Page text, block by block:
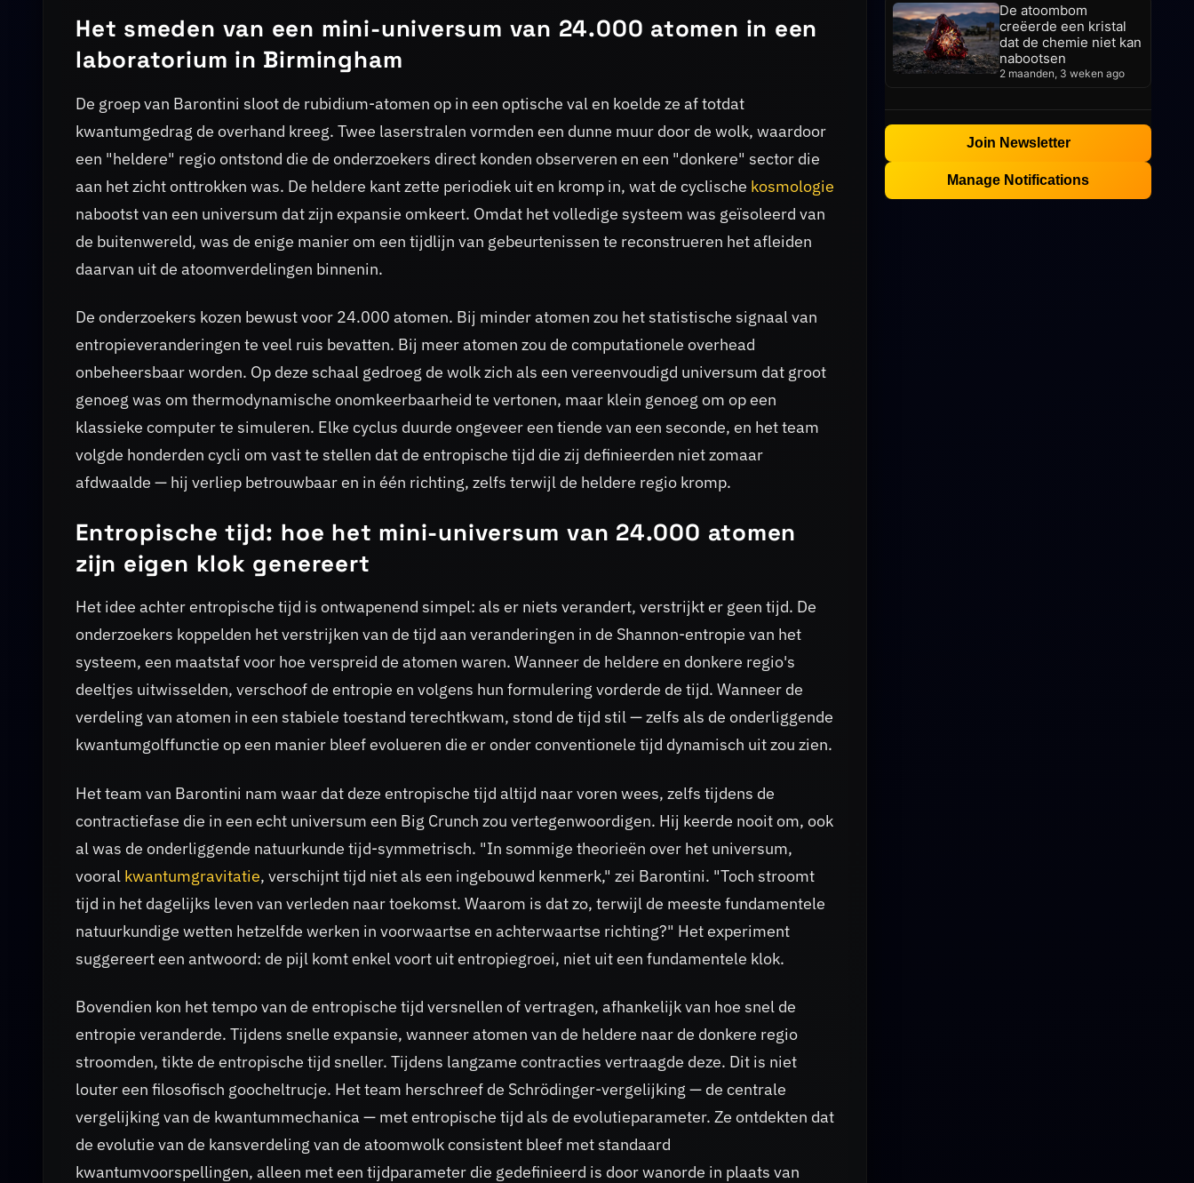
Het smeden van een mini-universum van 24.000 atomen in een
laboratorium in Birmingham
De groep van Barontini sloot de rubidium-atomen op in een optische val en koelde ze af totdat
kwantumgedrag de overhand kreeg. Twee laserstralen vormden een dunne muur door de wolk, waardoor
een "heldere" regio ontstond die de onderzoekers direct konden observeren en een "donkere" sector die
aan het zicht onttrokken was. De heldere kant zette periodiek uit en kromp in, wat de cyclische kosmologie
nabootst van een universum dat zijn expansie omkeert. Omdat het volledige systeem was geïsoleerd van
de buitenwereld, was de enige manier om een tijdlijn van gebeurtenissen te reconstrueren het afleiden
daarvan uit de atoomverdelingen binnenin.
De onderzoekers kozen bewust voor 24.000 atomen. Bij minder atomen zou het statistische signaal van
entropieveranderingen te veel ruis bevatten. Bij meer atomen zou de computationele overhead
onbeheersbaar worden. Op deze schaal gedroeg de wolk zich als een vereenvoudigd universum dat groot
genoeg was om thermodynamische onomkeerbaarheid te vertonen, maar klein genoeg om op een
klassieke computer te simuleren. Elke cyclus duurde ongeveer een tiende van een seconde, en het team
volgde honderden cycli om vast te stellen dat de entropische tijd die zij definieerden niet zomaar
afdwaalde — hij verliep betrouwbaar en in één richting, zelfs terwijl de heldere regio kromp.
Entropische tijd: hoe het mini-universum van 24.000 atomen
zijn eigen klok genereert
Het idee achter entropische tijd is ontwapenend simpel: als er niets verandert, verstrijkt er geen tijd. De
onderzoekers koppelden het verstrijken van de tijd aan veranderingen in de Shannon-entropie van het
systeem, een maatstaf voor hoe verspreid de atomen waren. Wanneer de heldere en donkere regio's
deeltjes uitwisselden, verschoof de entropie en volgens hun formulering vorderde de tijd. Wanneer de
verdeling van atomen in een stabiele toestand terechtkwam, stond de tijd stil — zelfs als de onderliggende
kwantumgolffunctie op een manier bleef evolueren die er onder conventionele tijd dynamisch uit zou zien.
Het team van Barontini nam waar dat deze entropische tijd altijd naar voren wees, zelfs tijdens de
contractiefase die in een echt universum een Big Crunch zou vertegenwoordigen. Hij keerde nooit om, ook
al was de onderliggende natuurkunde tijd-symmetrisch. "In sommige theorieën over het universum,
vooral kwantumgravitatie, verschijnt tijd niet als een ingebouwd kenmerk," zei Barontini. "Toch stroomt
tijd in het dagelijks leven van verleden naar toekomst. Waarom is dat zo, terwijl de meeste fundamentele
natuurkundige wetten hetzelfde werken in voorwaartse en achterwaartse richting?" Het experiment
suggereert een antwoord: de pijl komt enkel voort uit entropiegroei, niet uit een fundamentele klok.
Bovendien kon het tempo van de entropische tijd versnellen of vertragen, afhankelijk van hoe snel de
entropie veranderde. Tijdens snelle expansie, wanneer atomen van de heldere naar de donkere regio
stroomden, tikte de entropische tijd sneller. Tijdens langzame contracties vertraagde deze. Dit is niet
louter een filosofisch goocheltrucje. Het team herschreef de Schrödinger-vergelijking — de centrale
vergelijking van de kwantummechanica — met entropische tijd als de evolutieparameter. Ze ontdekten dat
de evolutie van de kansverdeling van de atoomwolk consistent bleef met standaard
kwantumvoorspellingen, alleen met een tijdparameter die gedefinieerd is door wanorde in plaats van
De atoombom
creëerde een kristal
dat de chemie niet kan
nabootsen
2 maanden, 3 weken ago
Join Newsletter
Manage Notifications